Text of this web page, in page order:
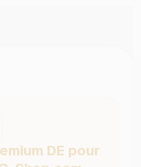
DE pour